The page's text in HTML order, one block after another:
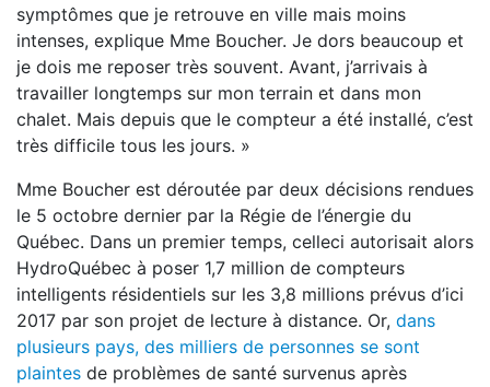
symptômes que je retrouve en ville mais moins
intenses, explique Mme Boucher. Je dors beaucoup et
je dois me reposer très souvent. Avant, j’arrivais à
travailler longtemps sur mon terrain et dans mon
chalet. Mais depuis que le compteur a été installé, c’est
très difficile tous les jours. »
Mme Boucher est déroutée par deux décisions rendues
le 5 octobre dernier par la Régie de l’énergie du
Québec. Dans un premier temps, celle­ci autorisait alors
Hydro­Québec à poser 1,7 million de compteurs
intelligents résidentiels sur les 3,8 millions prévus d’ici
2017 par son projet de lecture à distance. Or, dans
plusieurs pays, des milliers de personnes se sont
plaintes de problèmes de santé survenus après